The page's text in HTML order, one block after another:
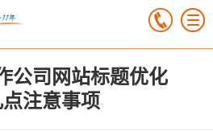
公司网站标题优化
注意事项